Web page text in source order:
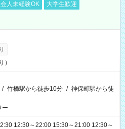
人未経験OK
大学生歓迎
）
/ 竹橋駅から徒歩10分 / 神保町駅から徒
ー
12:30～22:00 15:30～21:00 12:30～